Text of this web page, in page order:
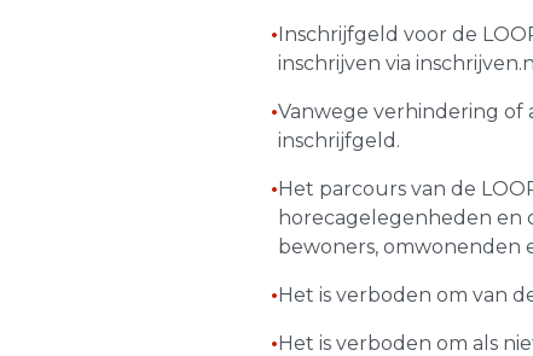
•Inschrijfgeld voor de
inschrijven via
•Vanwege verhindering of
inschrijfgeld.
•Het parcours van de
horecagelegenheden en
bewoners, omwonenden
•Het is verboden om van
•Het is verboden om als